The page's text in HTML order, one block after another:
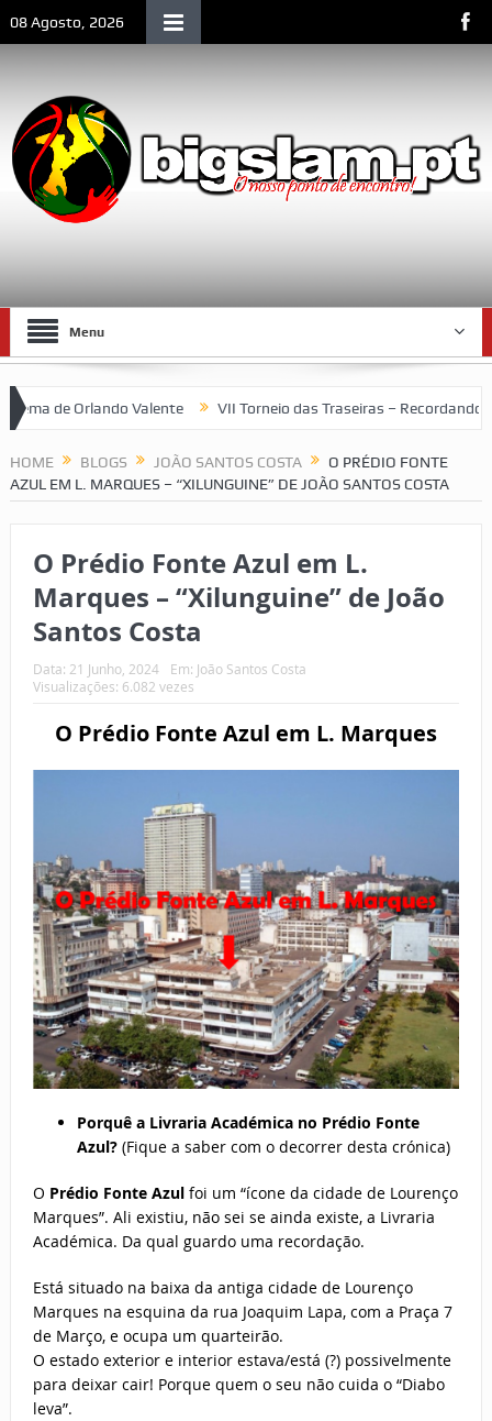
08 Agosto, 2026
Menu
VII Torneio das Traseiras – Recordando a homenagem ao
HOME BLOGS JOÃO SANTOS COSTA
O PRÉDIO FONTE
AZUL EM L. MARQUES – “XILUNGUINE” DE JOÃO SANTOS COSTA
O Prédio Fonte Azul em L.
Marques – “Xilunguine” de João
Santos Costa
Data: 21 Junho, 2024 Em: João Santos Costa
Visualizações: 6.082 vezes
O Prédio Fonte Azul em L. Marques
Porquê a Livraria Académica no Prédio Fonte
Azul?(Fique a saber com o decorrer desta crónica)
O Prédio Fonte Azulfoi um “ícone da cidade de Lourenço
Marques”. Ali existiu, não sei se ainda existe, a Livraria
Académica. Da qual guardo uma recordação.
Está situado na baixa da antiga cidade de Lourenço
Marques na esquina da rua Joaquim Lapa, com a Praça 7
de Março, e ocupa um quarteirão.
O estado exterior e interior estava/está (?) possivelmente
para deixar cair! Porque quem o seu não cuida o “Diabo
leva”.